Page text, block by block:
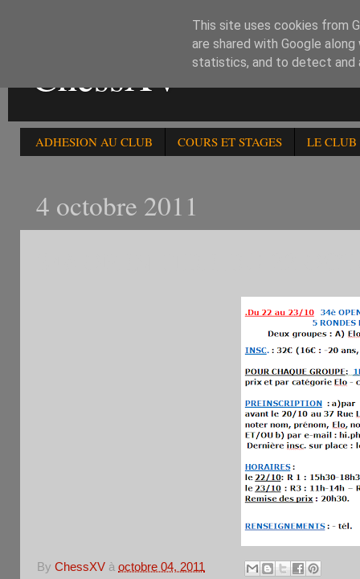
ChessXV
ADHESION AU CLUB COURS ET STAGES LE CLUB
4 octobre 2011
By ChessXV à octobre 04, 2011
This site uses cookies from
are shared with Google
statistics, and to detect and